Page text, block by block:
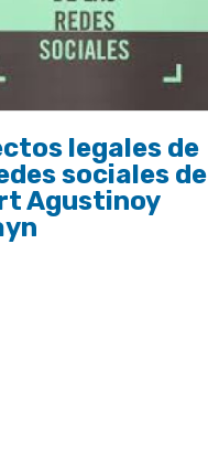
legales de
sociales de
Agustinoy